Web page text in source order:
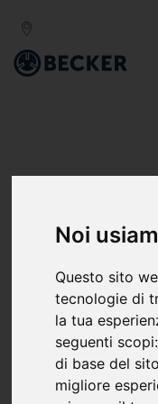
Noi
Questo sito
tecnologie di
la tua
seguenti scopi:
di base del
migliore